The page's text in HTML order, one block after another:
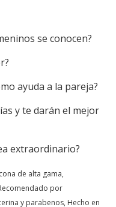
se conocen?
ayuda a la pareja?
y te darán el mejor
extraordinario?
de alta gama,
por
y parabenos, Hecho en